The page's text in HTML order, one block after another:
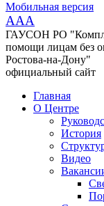
Мобильная версия
AAA
ГАУСОН РО
помощи лицам без
Ростова-на-Дону"
официальный сайт
Главная
О Центре
История
Видео